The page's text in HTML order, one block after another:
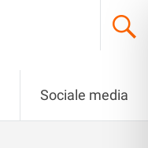
Sociale media